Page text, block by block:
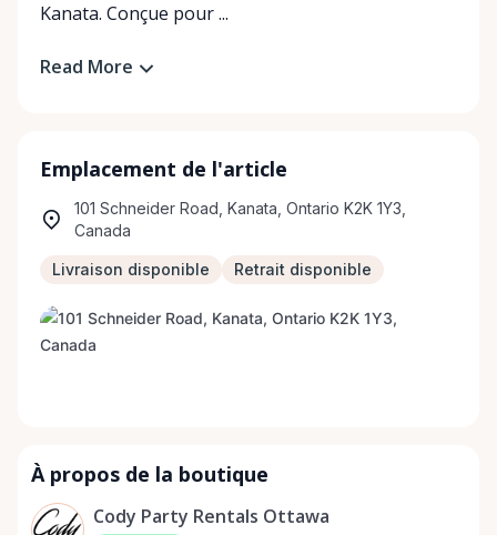
Kanata. Conçue pour ...
Read More
Emplacement de l'article
101 Schneider Road, Kanata, Ontario K2K 1Y3,
Canada
Livraison disponible Retrait disponible
À propos de la boutique
Cody Party Rentals Ottawa